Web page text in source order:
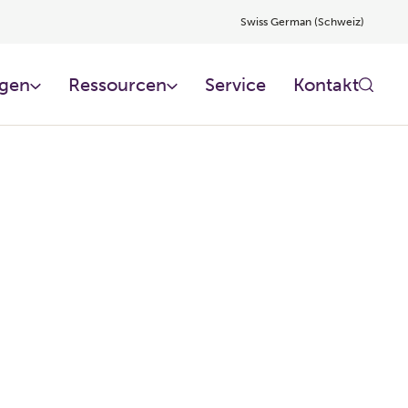
Swiss German (Schweiz)
Ressourcen Service Kontakt